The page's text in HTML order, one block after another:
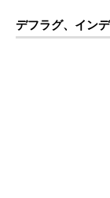
デフラグ、イン